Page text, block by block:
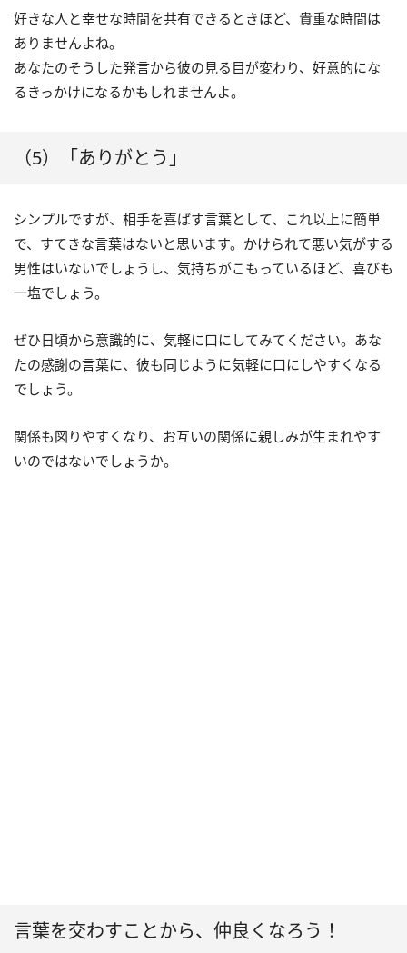
好きな人と幸せな時間を共有できるときほど、貴重な時間は
ありませんよね。
あなたのそうした発言から彼の見る目が変わり、好意的にな
るきっかけになるかもしれませんよ。
（5）「ありがとう」
シンプルですが、相手を喜ばす言葉として、これ以上に簡単
で、すてきな言葉はないと思います。かけられて悪い気がする
男性はいないでしょうし、気持ちがこもっているほど、喜びも
一塩でしょう。
ぜひ日頃から意識的に、気軽に口にしてみてください。あな
たの感謝の言葉に、彼も同じように気軽に口にしやすくなる
でしょう。
関係も図りやすくなり、お互いの関係に親しみが生まれやす
いのではないでしょうか。
言葉を交わすことから、仲良くなろう！